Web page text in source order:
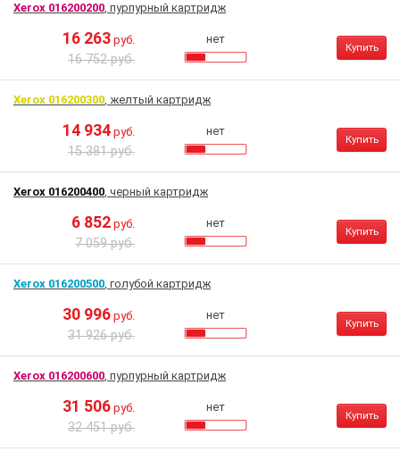
Xerox 016200200, пурпурный картридж
16 263 руб.
16 752 руб.
нет
Купить
Xerox 016200300, желтый картридж
14 934 руб.
15 381 руб.
нет
Купить
Xerox 016200400, черный картридж
6 852 руб.
7 059 руб.
нет
Купить
Xerox 016200500, голубой картридж
30 996 руб.
31 926 руб.
нет
Купить
Xerox 016200600, пурпурный картридж
31 506 руб.
32 451 руб.
нет
Купить